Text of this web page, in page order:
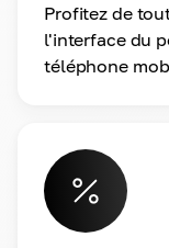
Profitez de
l'interface du
téléphone